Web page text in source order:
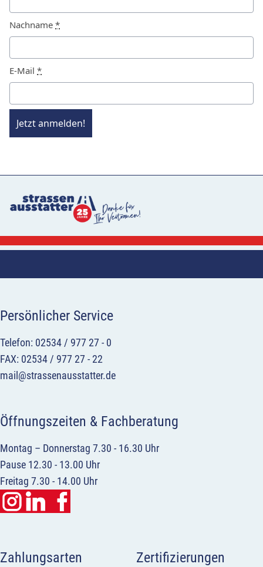
Nachname *
E-Mail *
Jetzt anmelden!
Persönlicher Service
Telefon: 02534 / 977 27 - 0
FAX: 02534 / 977 27 - 22
mail@strassenausstatter.de
Öffnungszeiten & Fachberatung
Montag – Donnerstag 7.30 - 16.30 Uhr
Pause 12.30 - 13.00 Uhr
Freitag 7.30 - 14.00 Uhr
Zahlungsarten Zertifizierungen